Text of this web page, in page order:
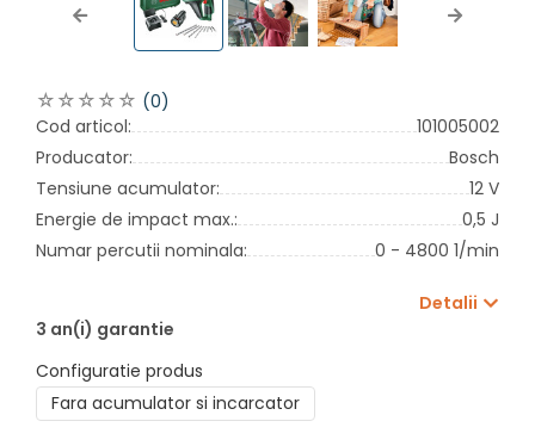
Previous Next
(0)
Cod articol:
101005002
Producator:
Bosch
Tensiune acumulator:
12 V
Energie de impact max.:
0,5 J
Numar percutii nominala:
0 - 4800 1/min
Detalii
3 an(i) garantie
Configuratie produs
Fara acumulator si incarcator